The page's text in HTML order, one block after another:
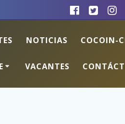
NOTICIAS COCOIN-
VACANTES